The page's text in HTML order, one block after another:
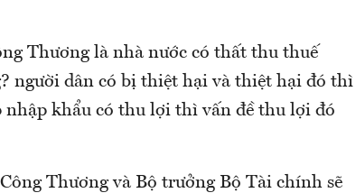
Thương là nhà nước có thất thu thuế
người dân có bị thiệt hại và thiệt hại đó thì
khẩu có thu lợi thì vấn đề thu lợi đó
Thương và Bộ trưởng Bộ Tài chính sẽ